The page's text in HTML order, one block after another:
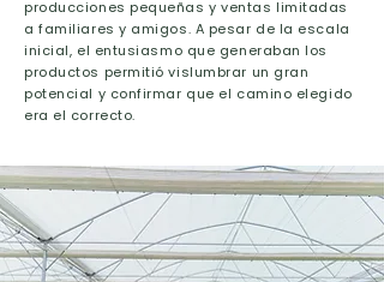
producciones pequeñas y ventas limitadas
a familiares y amigos. A pesar de la escala
inicial, el entusiasmo que generaban los
productos permitió vislumbrar un gran
potencial y confirmar que el camino elegido
era el correcto.